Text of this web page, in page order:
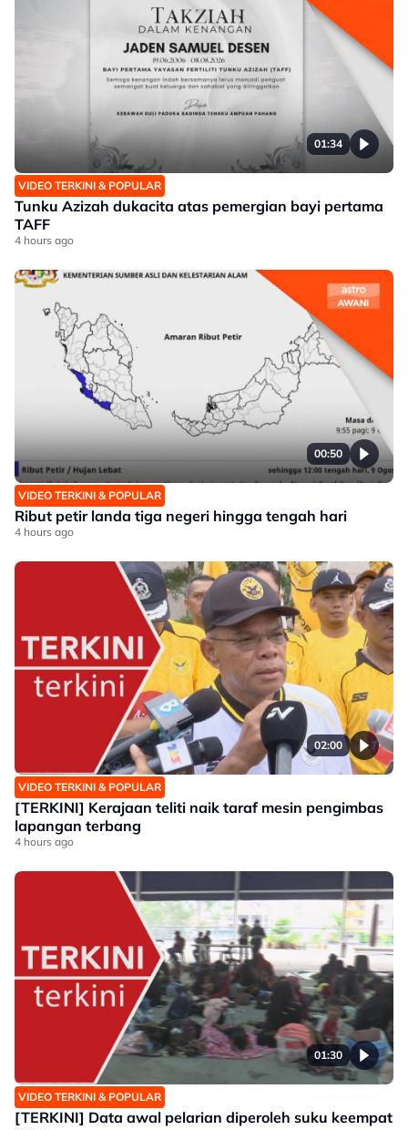
01:34
VIDEO TERKINI & POPULAR
Tunku Azizah dukacita atas pemergian bayi pertama
TAFF
4 hours ago
00:50
VIDEO TERKINI & POPULAR
Ribut petir landa tiga negeri hingga tengah hari
4 hours ago
02:00
VIDEO TERKINI & POPULAR
[TERKINI] Kerajaan teliti naik taraf mesin pengimbas
lapangan terbang
4 hours ago
01:30
VIDEO TERKINI & POPULAR
[TERKINI] Data awal pelarian diperoleh suku keempat